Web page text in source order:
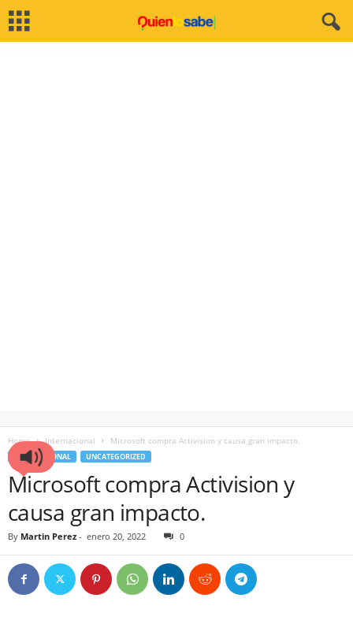
Home Internacional Microsoft compra Activision y causa gran impacto.
INTERNACIONAL UNCATEGORIZED
Microsoft compra Activision y
causa gran impacto.
By Martin Perez - enero 20, 2022 0